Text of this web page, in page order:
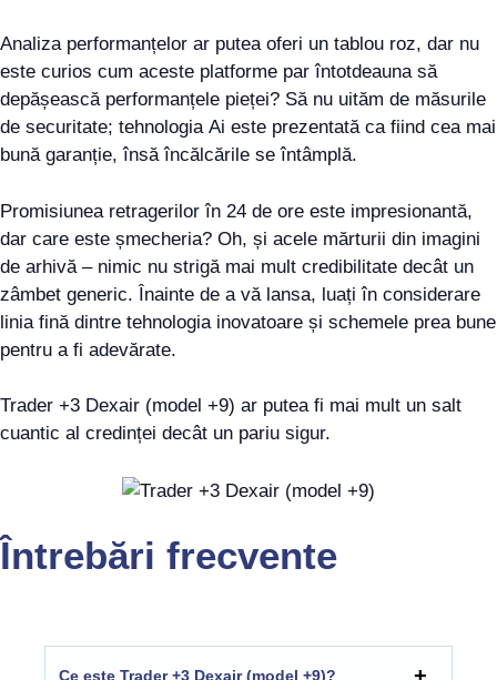
Analiza performanțelor ar putea oferi un tablou roz, dar nu
este curios cum aceste platforme par întotdeauna să
depășească performanțele pieței? Să nu uităm de măsurile
de securitate; tehnologia Ai este prezentată ca fiind cea mai
bună garanție, însă încălcările se întâmplă.
Promisiunea retragerilor în 24 de ore este impresionantă,
dar care este șmecheria? Oh, și acele mărturii din imagini
de arhivă – nimic nu strigă mai mult credibilitate decât un
zâmbet generic. Înainte de a vă lansa, luați în considerare
linia fină dintre tehnologia inovatoare și schemele prea bune
pentru a fi adevărate.
Trader +3 Dexair (model +9) ar putea fi mai mult un salt
cuantic al credinței decât un pariu sigur.
Întrebări frecvente
Ce este Trader +3 Dexair (model +9)?